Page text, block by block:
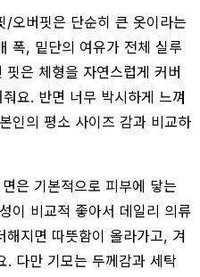
/오버핏은 단순히 큰 옷이라는
폭, 밑단의 여유가 전체 실루
은 체형을 자연스럽게 커버
요. 반면 너무 박시하게 느껴
인의 평소 사이즈 감과 비교하
은 기본적으로 피부에 닿는
이 비교적 좋아서 데일리 의류
지면 따뜻함이 올라가고, 겨
. 다만 기모는 두께감과 세탁